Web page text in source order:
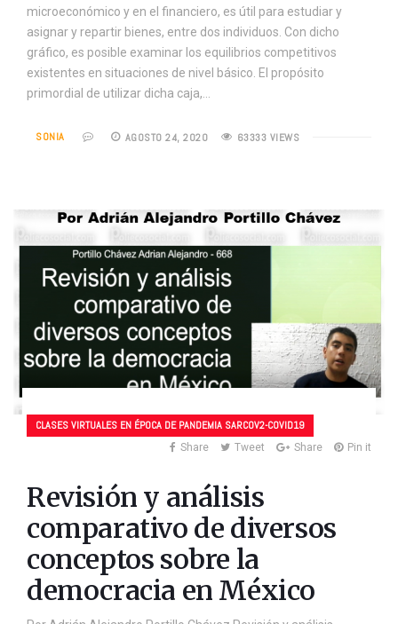
microeconómico y en el financiero, es útil para estudiar y
asignar y repartir bienes, entre dos individuos. Con dicho
gráfico, es posible examinar los equilibrios competitivos
existentes en situaciones de nivel básico. El propósito
primordial de utilizar dicha caja,…
SONIA AGOSTO 24, 2020 63333 VIEWS
CLASES VIRTUALES EN ÉPOCA DE PANDEMIA SARCOV2-COVID19
Share Tweet Share Pin it
Revisión y análisis
comparativo de diversos
conceptos sobre la
democracia en México